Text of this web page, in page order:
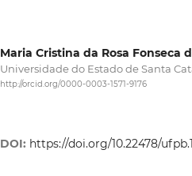
Maria Cristina da Rosa Fonseca
Universidade do Estado de Santa
http://orcid.org/0000-0003-1571-9176
DOI: https://doi.org/10.22478/